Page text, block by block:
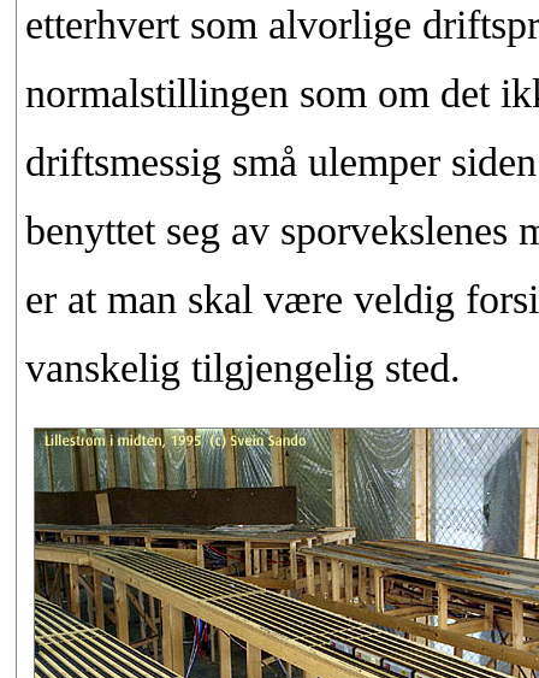
etterhvert som alvorlige
normalstillingen som om det
driftsmessig små ulemper
benyttet seg av
er at man skal være veldig
vanskelig tilgjengelig sted.